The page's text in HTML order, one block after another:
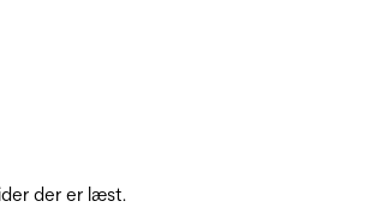
der er læst.